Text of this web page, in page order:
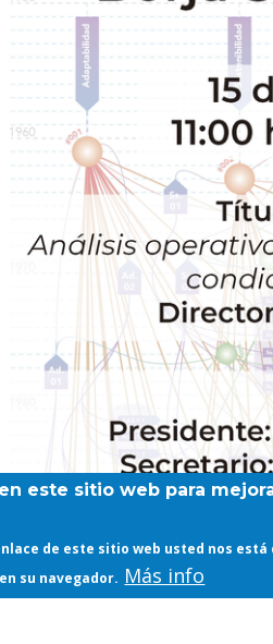
este sitio web para
de este sitio web usted nos
su navegador. Más info